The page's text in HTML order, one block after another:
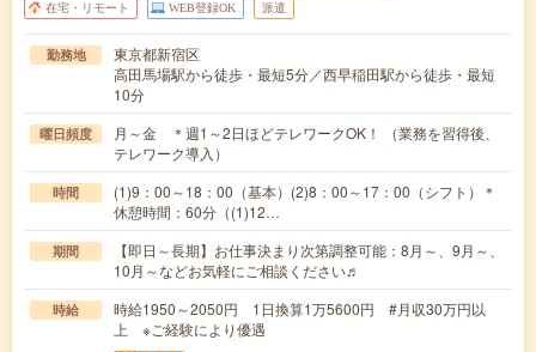
在宅・リモート WEB登録OK 派遣
勤務地
東京都新宿区
高田馬場駅から徒歩・最短5分／西早稲田駅から徒歩・最短
10分
曜日頻度
月～金 ＊週1～2日ほどテレワークOK！ （業務を習得後、
テレワーク導入）
時間
(1)9：00～18：00（基本）(2)8：00～17：00（シフト）＊
休憩時間：60分（(1)12…
期間
【即日～長期】お仕事決まり次第調整可能：8月～、9月～、
10月～などお気軽にご相談ください♬
時給
時給1950～2050円 1日換算1万5600円 #月収30万円以
上 ※ご経験により優遇